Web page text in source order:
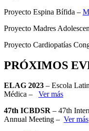
Proyecto Espina Bífida –
Proyecto Madres
Proyecto Cardiopatías
PRÓXIMOS
ELAG 2023 – Escola
Médica – Ver más
47th ICBDSR – 47th
Annual Meeting – Ver más